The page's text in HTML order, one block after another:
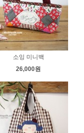
소잉 미니백
26,000원